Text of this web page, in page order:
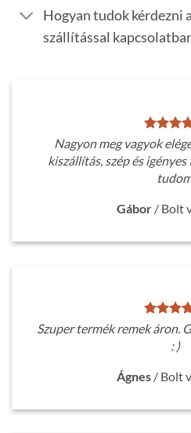
Hogyan tudok kérdezni
szállítással
Nagyon meg vagyok
kiszállítás, szép és
Gábor / Bolt
Szuper termék remek áron.
: )
Ágnes / Bolt